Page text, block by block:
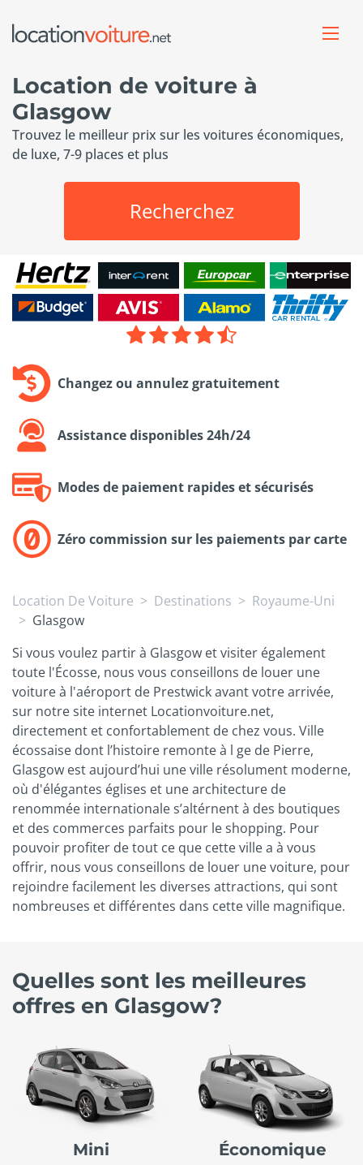
Location de voiture à
Glasgow
Trouvez le meilleur prix sur les voitures économiques,
de luxe, 7-9 places et plus
Recherchez
Changez ou annulez gratuitement
Assistance disponibles 24h/24
Modes de paiement rapides et sécurisés
Zéro commission sur les paiements par carte
Location De Voiture Destinations
Royaume-Uni
Glasgow
Si vous voulez partir à Glasgow et visiter également
toute l'Écosse, nous vous conseillons de louer une
voiture à l'aéroport de Prestwick avant votre arrivée,
sur notre site internet Locationvoiture.net,
directement et confortablement de chez vous. Ville
écossaise dont l’histoire remonte à l ge de Pierre,
Glasgow est aujourd’hui une ville résolument moderne,
où d'élégantes églises et une architecture de
renommée internationale s’altérnent à des boutiques
et des commerces parfaits pour le shopping. Pour
pouvoir profiter de tout ce que cette ville a à vous
offrir, nous vous conseillons de louer une voiture, pour
rejoindre facilement les diverses attractions, qui sont
nombreuses et différentes dans cette ville magnifique.
Quelles sont les meilleures
offres en Glasgow?
Mini Économique